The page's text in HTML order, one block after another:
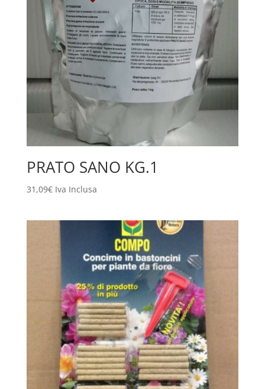
PRATO SANO KG.1
31,09€ Iva Inclusa